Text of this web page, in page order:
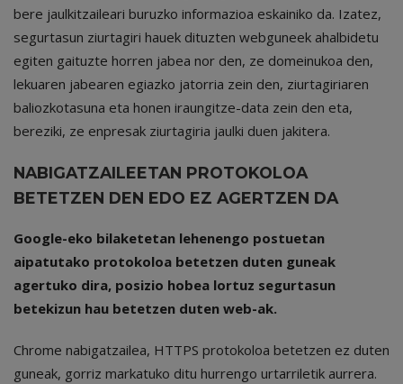
bere jaulkitzaileari buruzko informazioa eskainiko da. Izatez,
segurtasun ziurtagiri hauek dituzten webguneek ahalbidetu
egiten gaituzte horren jabea nor den, ze domeinukoa den,
lekuaren jabearen egiazko jatorria zein den, ziurtagiriaren
baliozkotasuna eta honen iraungitze-data zein den eta,
bereziki, ze enpresak ziurtagiria jaulki duen jakitera.
NABIGATZAILEETAN PROTOKOLOA
BETETZEN DEN EDO EZ AGERTZEN DA
Google-eko bilaketetan lehenengo postuetan
aipatutako protokoloa betetzen duten guneak
agertuko dira, posizio hobea lortuz segurtasun
betekizun hau betetzen duten web-ak.
Chrome nabigatzailea, HTTPS protokoloa betetzen ez duten
guneak, gorriz markatuko ditu hurrengo urtarriletik aurrera.